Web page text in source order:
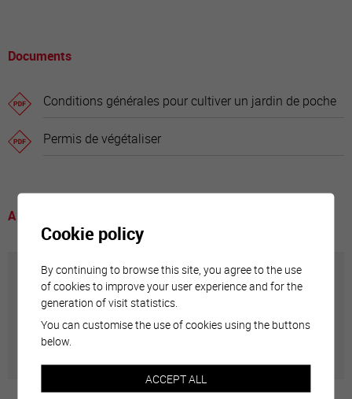
Documents
Conditions générales pour cultiver un jardin de poche
Permis de végétaliser
A voir
Annuaire communal
Adresses utiles en ville de Sierre
Cookie policy
By continuing to browse this site, you agree to the use
of cookies to improve your user experience and for the
generation of visit statistics.
You can customise the use of cookies using the buttons
below.
ACCEPT ALL